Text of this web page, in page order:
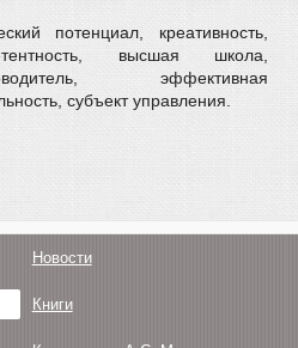
потенциал, креативность,
высшая школа,
эффективная
субъект управления.
Новости
Книги